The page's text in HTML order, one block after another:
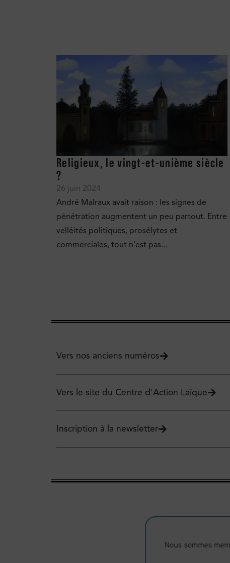
Religieux, le vingt-et-unième siècle
?
26 juin 2024
André Malraux avait raison : les signes de
pénétration augmentent un peu partout. Entre
velléités politiques, prosélytes et
commerciales, tout n'est pas...
Vers nos anciens numéros
Vers le site du Centre d'Action Laïque
Inscription à la newsletter